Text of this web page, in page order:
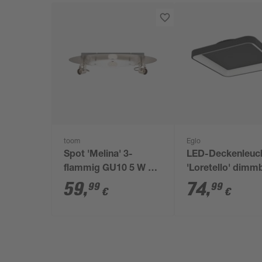
toom
Spot 'Melina' 3-
flammig GU10 5 W Ø
52 x 13,5 cm
59,99 €
Eglo
LED-
'Loretello'
1440 lm
bis
74,99 €